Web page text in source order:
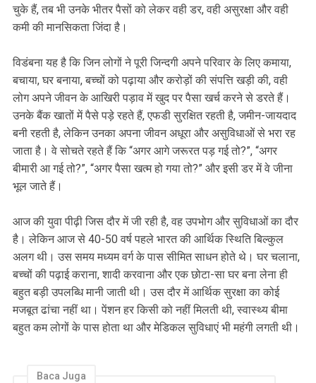
चुके हैं, तब भी उनके भीतर पैसों को लेकर वही डर, वही असुरक्षा और वही
कमी की मानसिकता जिंदा है।
विडंबना यह है कि जिन लोगों ने पूरी जिन्दगी अपने परिवार के लिए कमाया,
बचाया, घर बनाया, बच्चों को पढ़ाया और करोड़ों की संपत्ति खड़ी की, वही
लोग अपने जीवन के आखिरी पड़ाव में खुद पर पैसा खर्च करने से डरते हैं।
उनके बैंक खातों में पैसे पड़े रहते हैं, एफडी सुरक्षित रहती है, जमीन-जायदाद
बनी रहती है, लेकिन उनका अपना जीवन अधूरा और असुविधाओं से भरा रह
जाता है। वे सोचते रहते हैं कि “अगर आगे जरूरत पड़ गई तो?”, “अगर
बीमारी आ गई तो?”, “अगर पैसा खत्म हो गया तो?” और इसी डर में वे जीना
भूल जाते हैं।
आज की युवा पीढ़ी जिस दौर में जी रही है, वह उपभोग और सुविधाओं का दौर
है। लेकिन आज से 40-50 वर्ष पहले भारत की आर्थिक स्थिति बिल्कुल
अलग थी। उस समय मध्यम वर्ग के पास सीमित साधन होते थे। घर चलाना,
बच्चों की पढ़ाई कराना, शादी करवाना और एक छोटा-सा घर बना लेना ही
बहुत बड़ी उपलब्धि मानी जाती थी। उस दौर में आर्थिक सुरक्षा का कोई
मजबूत ढांचा नहीं था। पेंशन हर किसी को नहीं मिलती थी, स्वास्थ्य बीमा
बहुत कम लोगों के पास होता था और मेडिकल सुविधाएं भी महंगी लगती थी।
Baca Juga